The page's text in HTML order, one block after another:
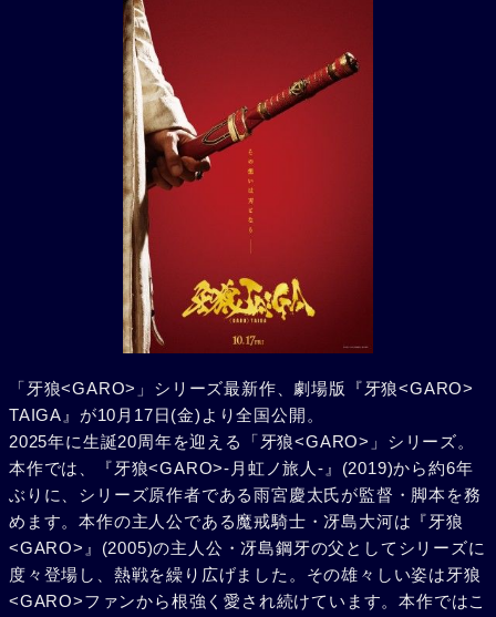
「牙狼<GARO>」シリーズ最新作、劇場版『牙狼<GARO>
TAIGA』が10月17日(金)より全国公開。
2025年に生誕20周年を迎える「牙狼<GARO>」シリーズ。
本作では、『牙狼<GARO>-月虹ノ旅人-』(2019)から約6年
ぶりに、シリーズ原作者である雨宮慶太氏が監督・脚本を務
めます。本作の主人公である魔戒騎士・冴島大河は『牙狼
<GARO>』(2005)の主人公・冴島鋼牙の父としてシリーズに
度々登場し、熱戦を繰り広げました。その雄々しい姿は牙狼
<GARO>ファンから根強く愛され続けています。本作ではこ